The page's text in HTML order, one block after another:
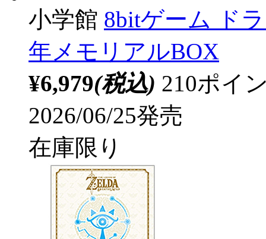
小学館 8bitゲーム ド
年メモリアルBOX
¥6,979(税込) 210ポイ
2026/06/25発売
在庫限り